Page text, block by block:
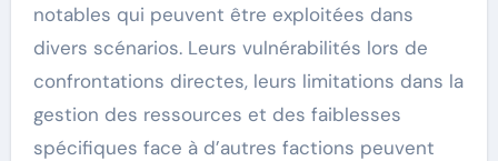
notables qui peuvent être exploitées dans
divers scénarios. Leurs vulnérabilités lors de
confrontations directes, leurs limitations dans la
gestion des ressources et des faiblesses
spécifiques face à d’autres factions peuvent